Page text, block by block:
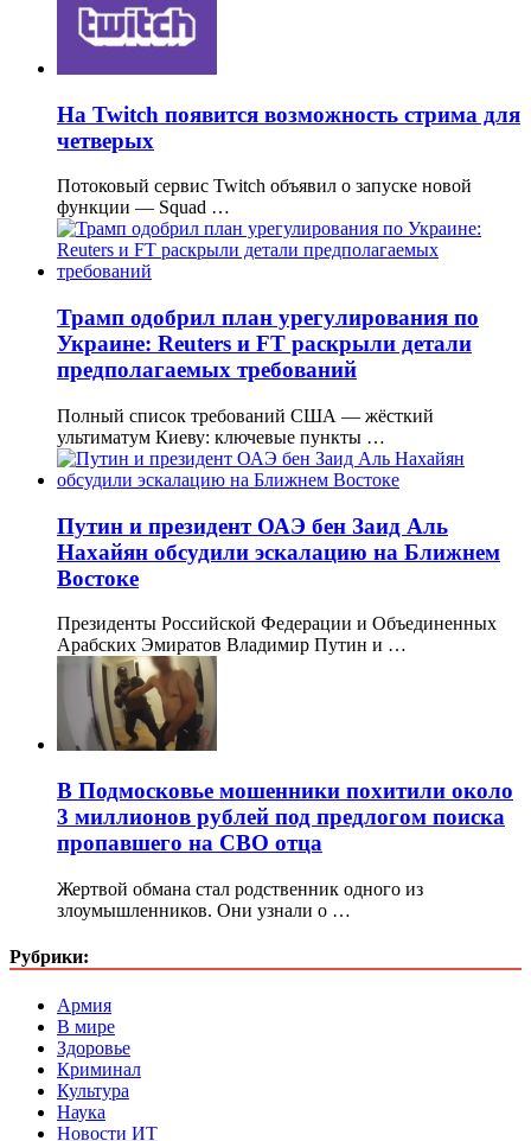
На Twitch появится возможность стрима для
четверых
Потоковый сервис Twitch объявил о запуске новой
функции — Squad …
Трамп одобрил план урегулирования по
Украине: Reuters и FT раскрыли детали
предполагаемых требований
Полный список требований США — жёсткий
ультиматум Киеву: ключевые пункты …
Путин и президент ОАЭ бен Заид Аль
Нахайян обсудили эскалацию на Ближнем
Востоке
Президенты Российской Федерации и Объединенных
Арабских Эмиратов Владимир Путин и …
В Подмосковье мошенники похитили около
3 миллионов рублей под предлогом поиска
пропавшего на СВО отца
Жертвой обмана стал родственник одного из
злоумышленников. Они узнали о …
Рубрики:
Армия
В мире
Здоровье
Криминал
Культура
Наука
Новости ИТ